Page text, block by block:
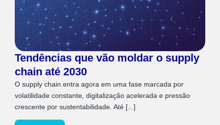
Tendências que vão moldar o supply
chain até 2030
O supply chain entra agora em uma fase marcada por
volatilidade constante, digitalização acelerada e pressão
crescente por sustentabilidade. Até [...]